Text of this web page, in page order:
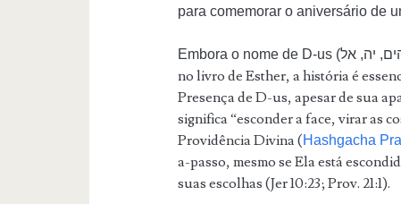
para comemorar o aniversário de
no livro de Esther, a história é
Presença de D-us, apesar de sua
significa “esconder a face, virar as
Providência Divina (Hashgacha
a-passo, mesmo se Ela está
suas escolhas (Jer 10:23; Prov. 21:1).